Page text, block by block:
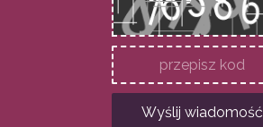
Wyślij wiadomość